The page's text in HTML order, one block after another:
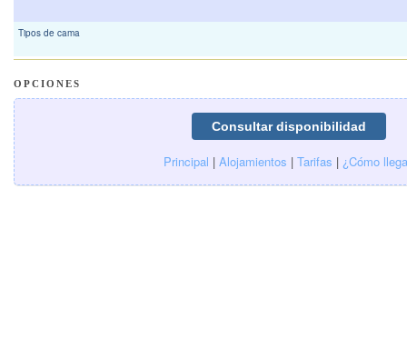
Tipos de cama
OPCIONES
Principal | Alojamientos | Tarifas | ¿Cómo